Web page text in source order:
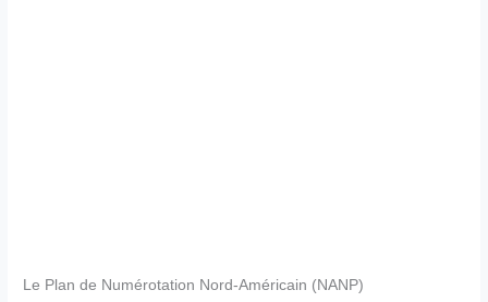
Le Plan de Numérotation Nord-Américain (NANP)